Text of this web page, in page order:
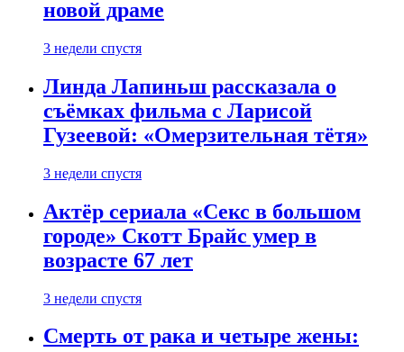
новой драме
3 недели спустя
Линда Лапиньш рассказала о
съёмках фильма с Ларисой
Гузеевой: «Омерзительная тётя»
3 недели спустя
Актёр сериала «Секс в большом
городе» Скотт Брайс умер в
возрасте 67 лет
3 недели спустя
Смерть от рака и четыре жены: